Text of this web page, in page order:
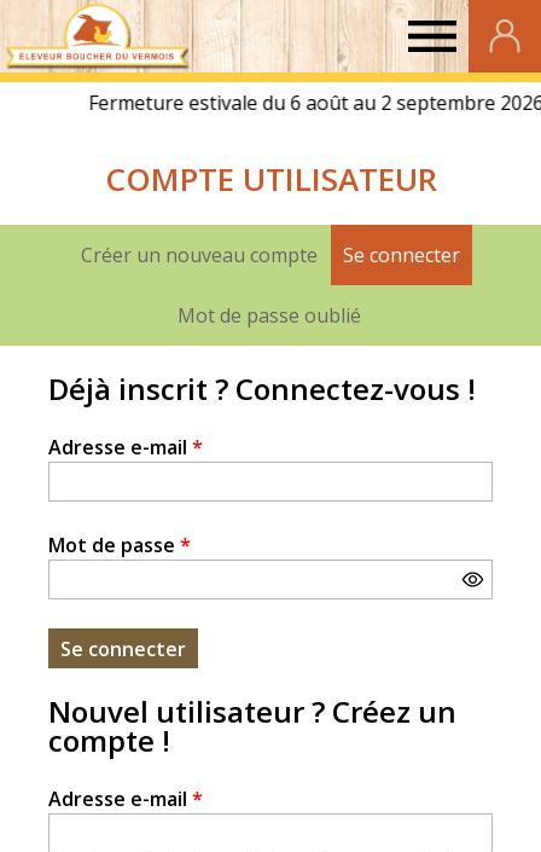
Eleveur
Boucher
du
Vermois
COMPTE UTILISATEUR
OngletsCréer un nouveau compte Se connecter(onglet
Mot de passe oublié
Déjà inscrit ? Connectez-vous !
Adresse e-mail *
Mot de passe *
Nouvel utilisateur ? Créez un
compte !
Adresse e-mail *